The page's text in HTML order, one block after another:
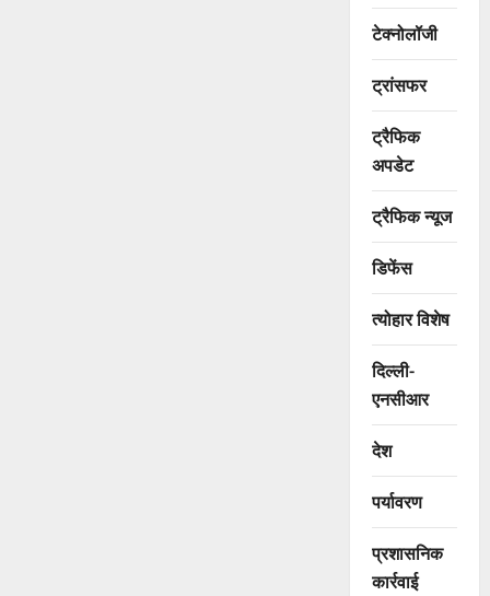
टेक्नोलॉजी
ट्रांसफर
ट्रैफिक
अपडेट
ट्रैफिक न्यूज
डिफेंस
त्योहार विशेष
दिल्ली-
एनसीआर
देश
पर्यावरण
प्रशासनिक
कार्रवाई